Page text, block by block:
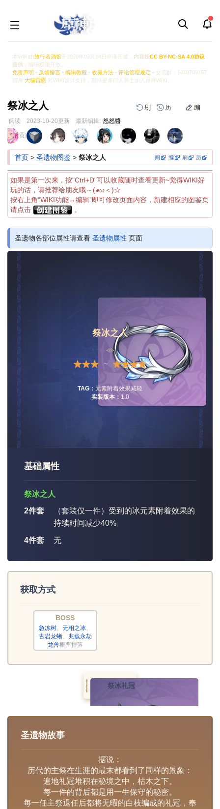
本WIKI由旅行者酒馆于2020年03月14日申请开通， 内容按CC BY-NC-SA 4.0协议
提供 ，编辑权限开放。
免责声明 • 反馈留言 • 编辑教程 • 收藏方法 • 评论管理规定 • 交流群：1018709157
感谢 大猫雷恩 对WIKI设计支持，期待更多能人异士加入原神WIKI。
祭冰之人 刷 历 编
阅读 2023-10-20更新 最新编辑: 怒怒醬
跳
到
导
跳
到
搜
页面贡献者 :
阅 编 刷 历
首页 > 圣遗物图鉴 > 祭冰之人
如果是第一次来，按"Ctrl+D"可以收藏随时查看更新~觉得WIKI好
玩的话，请推荐给朋友哦～(◕ω＜)☆
按右上角“WIKI功能→编辑”即可修改页面内容，新建相应的图鉴页
请点击
。
圣遗物各部位属性请查看 圣遗物属性 页面
祭冰之人
~
TAG： 元素附着效果减轻
实装版本： 1.0
基础属性
祭冰之人
2件套
（套装仅一件）受到的冰元素附着效果的
持续时间减少40%
4件套 无
获取方式
BOSS
急冻树、 无相之冰、
古岩龙蜥、 兆载永劫
龙兽概率掉落
祭冰礼冠
圣遗物故事
据说：
历代的主祭在生涯的最末都看到了同样的景象：
遍地礼冠堆积在秘境之中，枯木之下。
每一件的背后都是用一生保守的秘密。
每一任主祭退任后都将无暇的白枝编成的礼冠，奉